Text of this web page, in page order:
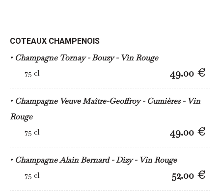
COTEAUX CHAMPENOIS
Champagne Tornay - Bouzy - Vin Rouge
75 cl 49.00 €
Champagne Veuve Maître-Geoffroy - Cumières - Vin
Rouge
75 cl 49.00 €
Champagne Alain Bernard - Dizy - Vin Rouge
75 cl 52.00 €